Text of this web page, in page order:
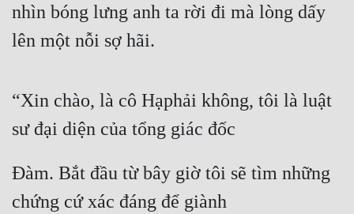
nhìn bóng lưng anh ta rời đi mà lòng dấy
lên một nỗi sợ hãi.
“Xin chào, là cô Hạphải không, tôi là luật
sư đại diện của tổng giác đốc
Đàm. Bắt đầu từ bây giờ tôi sẽ tìm những
chứng cứ xác đáng để giành